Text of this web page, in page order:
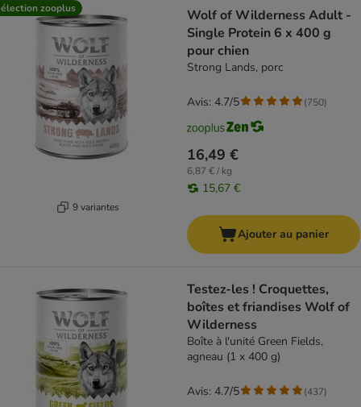
zooplus
9 variantes
Wolf of Wilderness Adult -
Single Protein 6 x 400 g
pour chien
Strong Lands, porc
16,49 €
6,87 € / kg
15,67 €
Avis: 4.7/5 (750)
Ajouter au panier
Testez-les ! Croquettes,
boîtes et friandises Wolf of
Wilderness
Boîte à l'unité Green Fields,
agneau (1 x 400 g)
Avis: 4.7/5 (437)